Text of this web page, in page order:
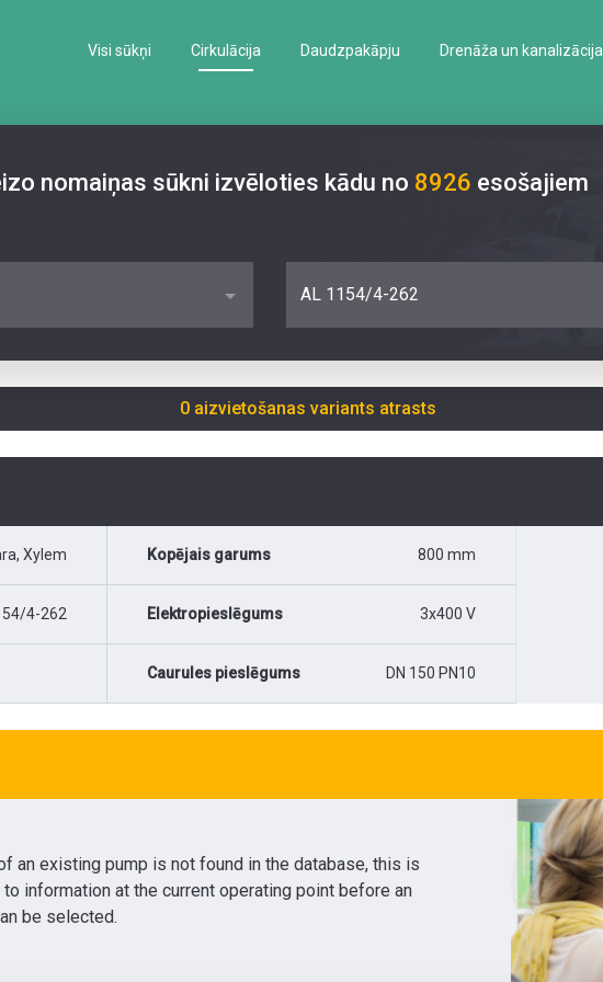
Visi sūkņi Cirkulācija Daudzpakāpju Drenāža un kanalizācija
nomaiņas sūkni izvēloties kādu no 8926 esošajiem
AL 1154/4-262
0 aizvietošanas variants atrasts
Xylem
4-262
Kopējais garums 800 mm
Elektropieslēgums 3x400 V
Caurules pieslēgums DN 150 PN10
an existing pump is not found in the database, this is
information at the current operating point before an
be selected.